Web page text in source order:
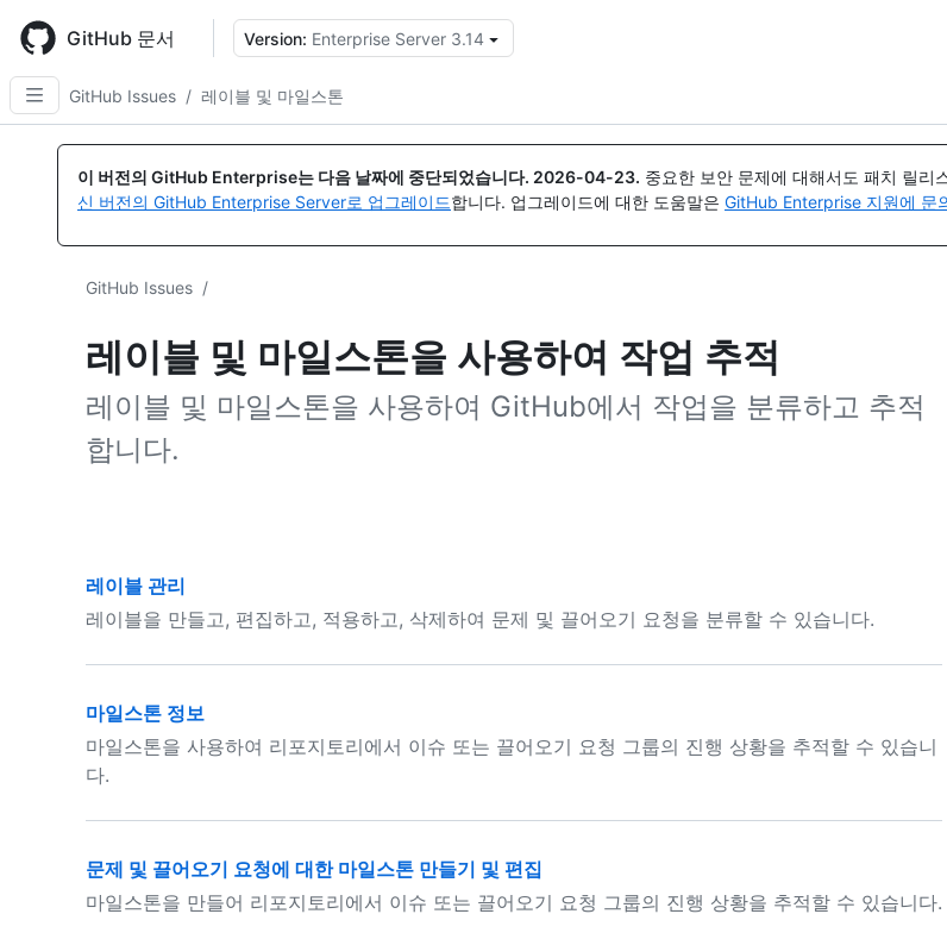
main
content
GitHub 문서 Version: Enterprise Server 3.14
GitHub Issues / 레이블 및 마일스톤
이 버전의 GitHub Enterprise는 다음 날짜에 중단되었습니다. 2026-04-23. 중요한 보안 문제에 대해서도 패치 릴리
신 버전의 GitHub Enterprise Server로 업그레이드합니다. 업그레이드에 대한 도움말은 GitHub Enterprise 지원에 문
GitHub Issues /
레이블 및 마일스톤을 사용하여 작업 추적
레이블 및 마일스톤을 사용하여 GitHub에서 작업을 분류하고 추적
합니다.
레이블 관리
레이블을 만들고, 편집하고, 적용하고, 삭제하여 문제 및 끌어오기 요청을 분류할 수 있습니다.
마일스톤 정보
마일스톤을 사용하여 리포지토리에서 이슈 또는 끌어오기 요청 그룹의 진행 상황을 추적할 수 있습니
다.
문제 및 끌어오기 요청에 대한 마일스톤 만들기 및 편집
마일스톤을 만들어 리포지토리에서 이슈 또는 끌어오기 요청 그룹의 진행 상황을 추적할 수 있습니다.